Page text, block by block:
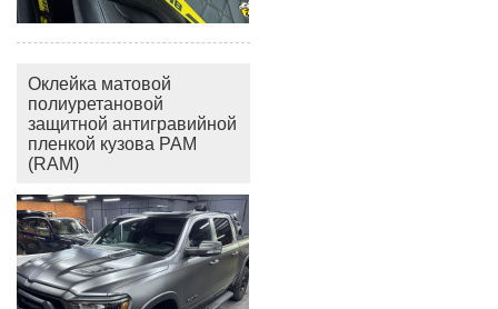
Оклейка матовой
полиуретановой
защитной антигравийной
пленкой кузова РАМ
(RAM)